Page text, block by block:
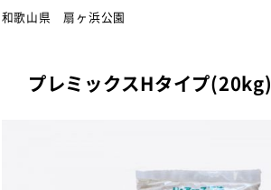
和歌山県 扇ヶ浜公園
プレミックスHタイプ(20kg)